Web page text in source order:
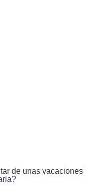
de unas